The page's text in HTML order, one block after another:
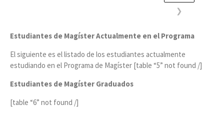
❯
Estudiantes de Magíster Actualmente en el Programa
El siguiente es el listado de los estudiantes actualmente
estudiando en el Programa de Magíster [table “5” not found /]
Estudiantes de Magíster Graduados
[table “6” not found /]